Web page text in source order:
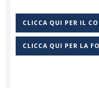
CLICCA QUI PER IL
CLICCA QUI PER LA